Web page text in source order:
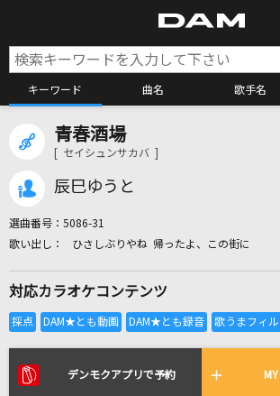
キーワード 曲名 歌手名
全国りれき
リアルタイムで歌われている曲
青春酒場
[ セイシュンサカバ ]
辰巳ゆうと
選曲番号： 5086-31
ひさしぶりやね 帰ったよ、この街に
対応カラオケコンテンツ
デンモクアプリで予約